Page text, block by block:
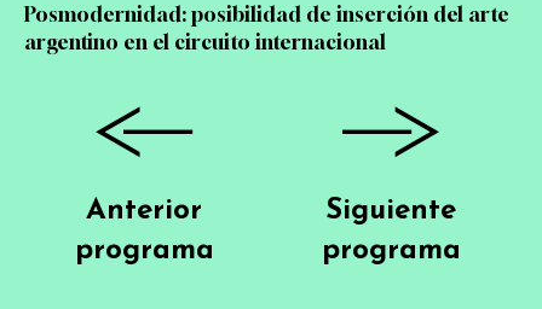
Posmodernidad: posibilidad de inserción del arte
argentino en el circuito internacional
Siguiente
programa
Anterior
programa